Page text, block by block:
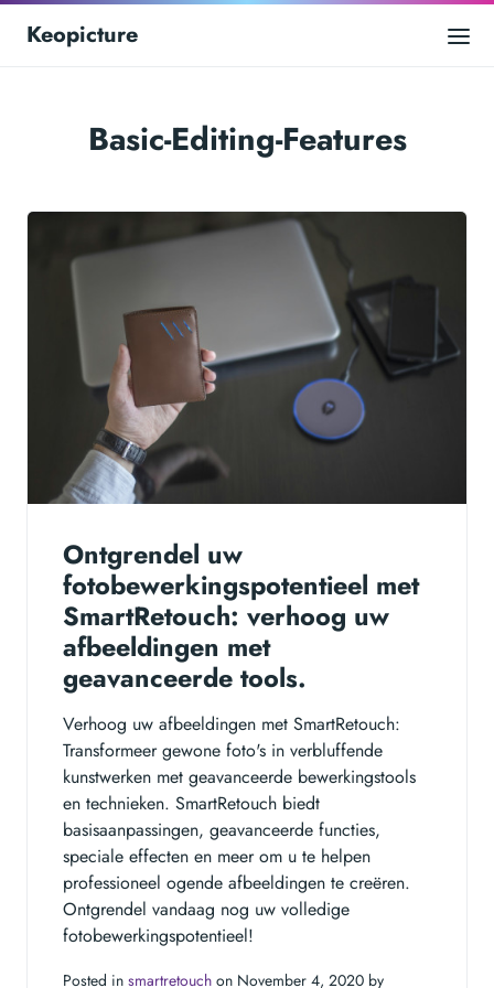
Keopicture
Basic-Editing-Features
Ontgrendel uw
fotobewerkingspotentieel met
SmartRetouch: verhoog uw
afbeeldingen met
geavanceerde tools.
Verhoog uw afbeeldingen met SmartRetouch:
Transformeer gewone foto's in verbluffende
kunstwerken met geavanceerde bewerkingstools
en technieken. SmartRetouch biedt
basisaanpassingen, geavanceerde functies,
speciale effecten en meer om u te helpen
professioneel ogende afbeeldingen te creëren.
Ontgrendel vandaag nog uw volledige
fotobewerkingspotentieel!
Posted in smartretouch on November 4, 2020 by